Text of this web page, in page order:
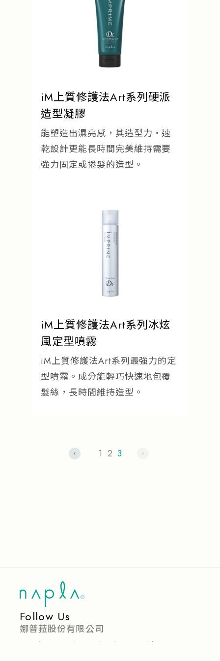
iM上質修護法Art系列硬派
造型凝膠
能塑造出濕亮感，其造型力・速
乾設計更能長時間完美維持需要
強力固定或捲髮的造型。
iM上質修護法Art系列冰炫
風定型噴霧
iM上質修護法Art系列最強力的定
型噴霧。成分能輕巧快速地包覆
髮絲，長時間維持造型。
1 2 3
Follow Us
娜普菈股份有限公司
台北市中山區建國北路一段126號6樓